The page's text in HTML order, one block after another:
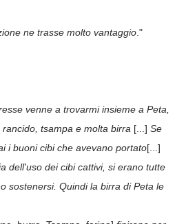
ne trasse molto vantaggio ."
venne a trovarmi insieme a Peta,
tsampa e molta birra [...] Se
i buoni cibi che avevano portato[...]
dell'uso dei cibi cattivi, si erano tutte
sostenersi. Quindi la birra di Peta le